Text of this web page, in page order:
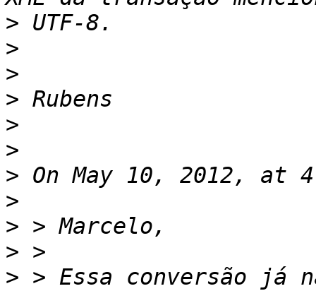
>
>
>
>
>
>
>
>
>
>
> > Essa conversão já